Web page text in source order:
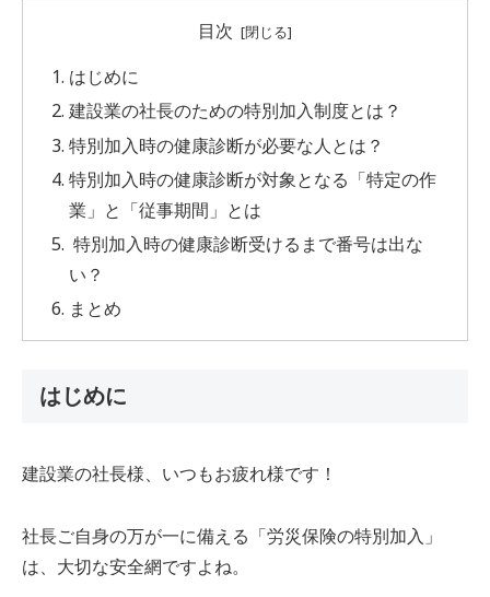
目次
はじめに
建設業の社長のための特別加入制度とは？
特別加入時の健康診断が必要な人とは？
特別加入時の健康診断が対象となる「特定の作
業」と「従事期間」とは
特別加入時の健康診断受けるまで番号は出な
い？
まとめ
はじめに
建設業の社長様、いつもお疲れ様です！
社長ご自身の万が一に備える「労災保険の特別加入」
は、大切な安全網ですよね。